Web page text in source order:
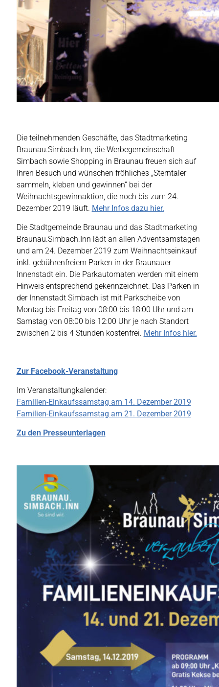
Die teilnehmenden Geschäfte, das Stadtmarketing
Braunau.Simbach.Inn, die Werbegemeinschaft
Simbach sowie Shopping in Braunau freuen sich auf
Ihren Besuch und wünschen fröhliches „Sterntaler
sammeln, kleben und gewinnen“ bei der
Weihnachtsgewinnaktion, die noch bis zum 24.
Dezember 2019 läuft. Mehr Infos dazu hier.
Die Stadtgemeinde Braunau und das Stadtmarketing
Braunau.Simbach.Inn lädt an allen Adventsamstagen
und am 24. Dezember 2019 zum Weihnachtseinkauf
inkl. gebührenfreiem Parken in der Braunauer
Innenstadt ein. Die Parkautomaten werden mit einem
Hinweis entsprechend gekennzeichnet. Das Parken in
der Innenstadt Simbach ist mit Parkscheibe von
Montag bis Freitag von 08:00 bis 18:00 Uhr und am
Samstag von 08:00 bis 12:00 Uhr je nach Standort
zwischen 2 bis 4 Stunden kostenfrei. Mehr Infos hier.
Zur Facebook-Veranstaltung
Im Veranstaltungkalender:
Familien-Einkaufssamstag am 14. Dezember 2019
Familien-Einkaufssamstag am 21. Dezember 2019
Zu den Presseunterlagen